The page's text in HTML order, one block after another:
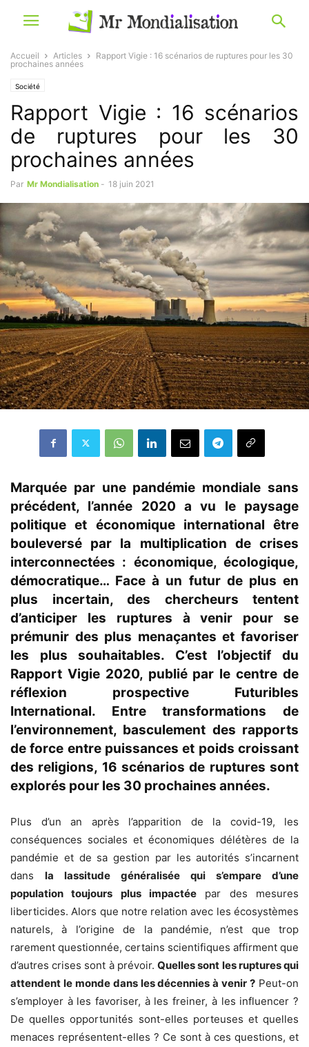
Accueil Articles
Rapport Vigie : 16 scénarios de ruptures pour les 30
prochaines années
Société
Rapport Vigie : 16 scénarios
de ruptures pour les 30
prochaines années
Par Mr Mondialisation - 18 juin 2021
Marquée par une pandémie mondiale sans
précédent, l’année 2020 a vu le paysage
politique et économique international être
bouleversé par la multiplication de crises
interconnectées : économique, écologique,
démocratique… Face à un futur de plus en
plus incertain, des chercheurs tentent
d’anticiper les ruptures à venir pour se
prémunir des plus menaçantes et favoriser
les plus souhaitables. C’est l’objectif du
Rapport Vigie 2020, publié par le centre de
réflexion prospective Futuribles
International. Entre transformations de
l’environnement, basculement des rapports
de force entre puissances et poids croissant
des religions, 16 scénarios de ruptures sont
explorés pour les 30 prochaines années.
Plus d’un an après l’apparition de la covid-19, les
conséquences sociales et économiques délétères de la
pandémie et de sa gestion par les autorités s’incarnent
dans la lassitude généralisée qui s’empare d’une
population toujours plus impactée par des mesures
liberticides. Alors que notre relation avec les écosystèmes
naturels, à l’origine de la pandémie, n’est que trop
rarement questionnée, certains scientifiques affirment que
d’autres crises sont à prévoir.Quelles sont les ruptures qui
attendent le monde dans les décennies à venir ? Peut-on
s’employer à les favoriser, à les freiner, à les influencer ?
De quelles opportunités sont-elles porteuses et quelles
menaces représentent-elles ? Ce sont à ces questions, et